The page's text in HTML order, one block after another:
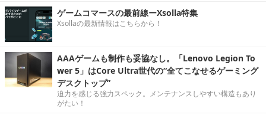
ゲームコマースの最前線ーXsolla特集
Xsollaの最新情報はこちらから！
AAAゲームも制作も妥協なし。「Lenovo Legion To
wer 5」はCore Ultra世代の“全てこなせるゲーミング
デスクトップ”
迫力を感じる強力スペック。メンテナンスしやすい構造もあり
がたい！